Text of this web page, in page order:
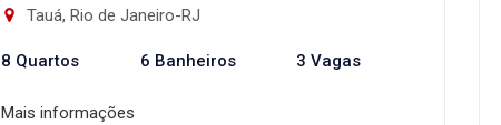
Tauá, Rio de Janeiro-RJ
8 Quartos 6 Banheiros 3 Vagas
Mais informações